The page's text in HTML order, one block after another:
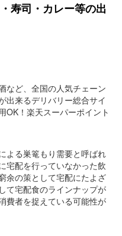
寿司・カレー等の出
など、全国の人気チェーン
出来るデリバリー総合サイ
OK！楽天スーパーポイント
よる巣篭もり需要と呼ばれ
宅配を行っていなかった飲
余の策として宅配にたよざ
て宅配食のラインナップが
費者を捉えている可能性が